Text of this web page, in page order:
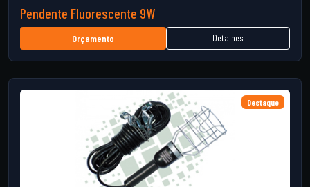
Pendente Fluorescente 9W
Orçamento Detalhes
Destaque